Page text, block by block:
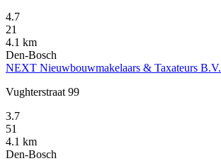
4.7
21
4.1 km
Den-Bosch
NEXT Nieuwbouwmakelaars & Taxateurs B.V.
Vughterstraat 99
3.7
51
4.1 km
Den-Bosch